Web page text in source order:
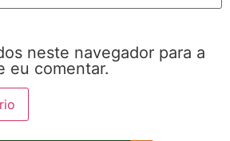
neste navegador para a
eu comentar.